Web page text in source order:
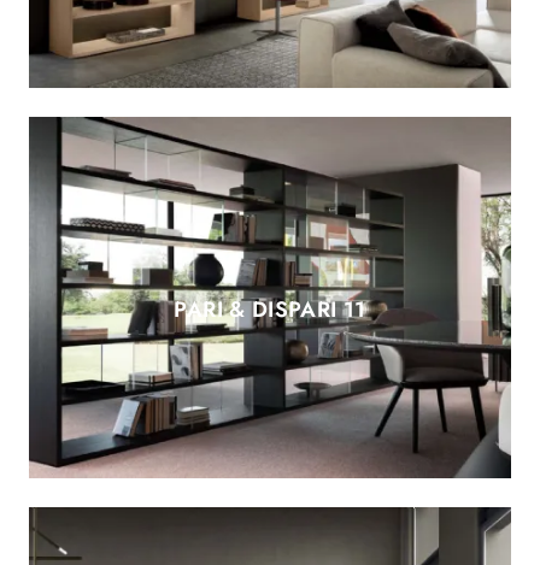
PARI & DISPARI 11